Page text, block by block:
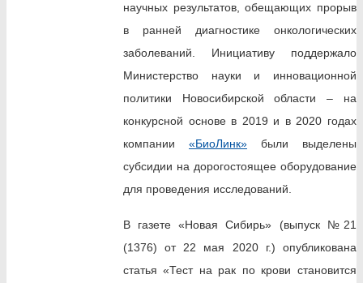
научных результатов, обещающих прорыв
в ранней диагностике онкологических
заболеваний. Инициативу поддержало
Министерство науки и инновационной
политики Новосибирской области – на
конкурсной основе в 2019 и в 2020 годах
компании «БиоЛинк»были выделены
субсидии на дорогостоящее оборудование
для проведения исследований.
В газете «Новая Сибирь» (выпуск №21
(1376) от 22 мая 2020 г.) опубликована
статья «Тест на рак по крови становится